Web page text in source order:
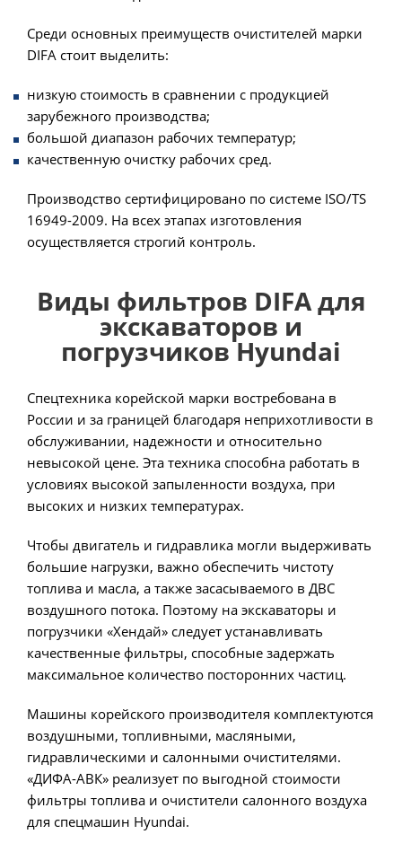
Среди основных преимуществ очистителей марки
DIFA стоит выделить:
низкую стоимость в сравнении с продукцией
зарубежного производства;
большой диапазон рабочих температур;
качественную очистку рабочих сред.
Производство сертифицировано по системе ISO/TS
16949-2009. На всех этапах изготовления
осуществляется строгий контроль.
Виды фильтров DIFA для
экскаваторов и
погрузчиков Hyundai
Спецтехника корейской марки востребована в
России и за границей благодаря неприхотливости в
обслуживании, надежности и относительно
невысокой цене. Эта техника способна работать в
условиях высокой запыленности воздуха, при
высоких и низких температурах.
Чтобы двигатель и гидравлика могли выдерживать
большие нагрузки, важно обеспечить чистоту
топлива и масла, а также засасываемого в ДВС
воздушного потока. Поэтому на экскаваторы и
погрузчики «Хендай» следует устанавливать
качественные фильтры, способные задержать
максимальное количество посторонних частиц.
Машины корейского производителя комплектуются
воздушными, топливными, масляными,
гидравлическими и салонными очистителями.
«ДИФА-АВК» реализует по выгодной стоимости
фильтры топлива и очистители салонного воздуха
для спецмашин Hyundai.